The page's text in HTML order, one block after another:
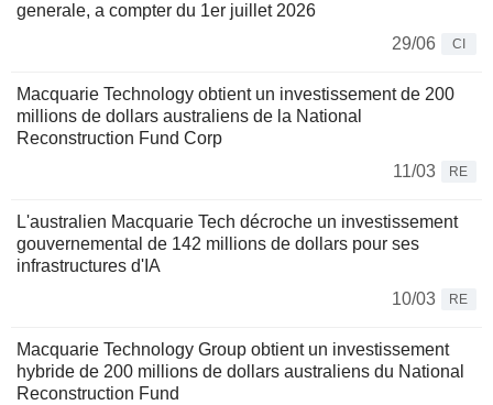
generale, a compter du 1er juillet 2026
29/06
CI
Macquarie Technology obtient un investissement de 200
millions de dollars australiens de la National
Reconstruction Fund Corp
11/03
RE
L'australien Macquarie Tech décroche un investissement
gouvernemental de 142 millions de dollars pour ses
infrastructures d'IA
10/03
RE
Macquarie Technology Group obtient un investissement
hybride de 200 millions de dollars australiens du National
Reconstruction Fund